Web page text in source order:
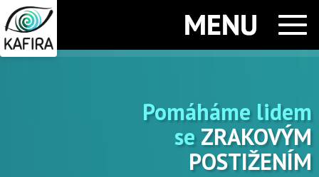
Pomáháme lidem
seZRAKOVÝM
POSTIŽENÍM